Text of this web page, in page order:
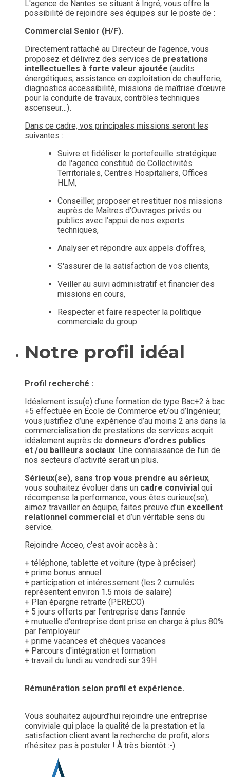
L'agence de Nantes se situant à Ingré, vous offre la
possibilité de rejoindre ses équipes sur le poste de :
Commercial Senior (H/F).
Directement rattaché au Directeur de l'agence, vous
proposez et délivrez des services de prestations
intellectuelles à forte valeur ajoutée (audits
énergétiques, assistance en exploitation de chaufferie,
diagnostics accessibilité, missions de maîtrise d'œuvre
pour la conduite de travaux, contrôles techniques
ascenseur…).
Dans ce cadre, vos principales missions seront les
suivantes :
Suivre et fidéliser le portefeuille stratégique
de l'agence constitué de Collectivités
Territoriales, Centres Hospitaliers, Offices
HLM,
Conseiller, proposer et restituer nos missions
auprès de Maîtres d'Ouvrages privés ou
publics avec l'appui de nos experts
techniques,
Analyser et répondre aux appels d'offres,
S'assurer de la satisfaction de vos clients,
Veiller au suivi administratif et financier des
missions en cours,
Respecter et faire respecter la politique
commerciale du group
Notre profil idéal
Profil recherché :
Idéalement issu(e) d’une formation de type Bac+2 à bac
+5 effectuée en École de Commerce et/ou d’Ingénieur,
vous justifiez d’une expérience d’au moins 2 ans dans la
commercialisation de prestations de services acquit
idéalement auprès de donneurs d’ordres publics
et /ou bailleurs sociaux. Une connaissance de l’un de
nos secteurs d’activité serait un plus.
Sérieux(se), sans trop vous prendre au sérieux,
vous souhaitez évoluer dans un cadre convivial qui
récompense la performance, vous êtes curieux(se),
aimez travailler en équipe, faites preuve d’un excellent
relationnel commercial et d’un véritable sens du
service.
Rejoindre Acceo, c'est avoir accès à :
+ téléphone, tablette et voiture (type à préciser)
+ prime bonus annuel
+ participation et intéressement (les 2 cumulés
représentent environ 1.5 mois de salaire)
+ Plan épargne retraite (PERECO)
+ 5 jours offerts par l'entreprise dans l'année
+ mutuelle d'entreprise dont prise en charge à plus 80%
par l'employeur
+ prime vacances et chèques vacances
+ Parcours d'intégration et formation
+ travail du lundi au vendredi sur 39H
Rémunération selon profil et expérience.
Vous souhaitez aujourd’hui rejoindre une entreprise
conviviale qui place la qualité de la prestation et la
satisfaction client avant la recherche de profit, alors
n’hésitez pas à postuler ! À très bientôt :-)